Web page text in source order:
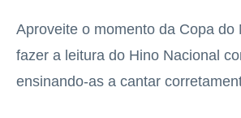
Aproveite o momento da Copa do
fazer a leitura do Hino Nacional
ensinando-as a cantar